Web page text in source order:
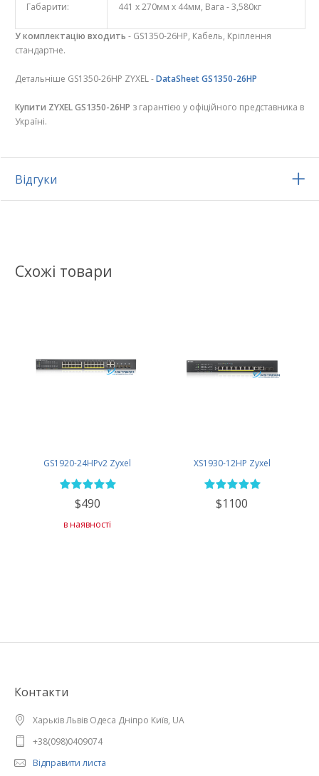
Габарити: 441 x 270мм x 44мм, Вага - 3,580кг
У комплектацію входить - GS1350-26HP, Кабель, Кріплення
стандартне.
Детальніше GS1350-26HP ZYXEL -DataSheet GS1350-26HP
Купити ZYXEL GS1350-26HP з гарантією у офіційного представника в
Україні.
Відгуки
Схожі товари
GS1920-24HPv2 Zyxel
$490
в наявності
XS1930-12HP Zyxel
$1100
Контакти
Харьків Львів Одеса Дніпро Київ, UA
+38(098)0409074
Відправити листа